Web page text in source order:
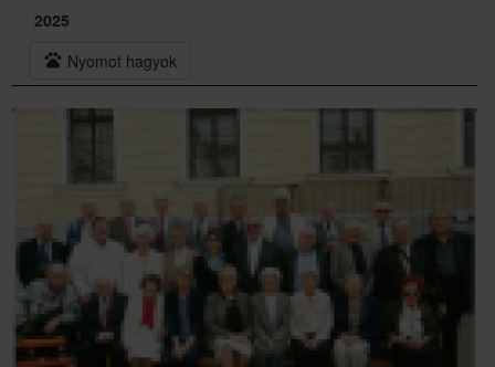
2025
pets Nyomot hagyok